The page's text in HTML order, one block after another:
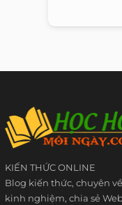
KIẾN THỨC ONLINE
Blog kiến thức, chuyên
kinh nghiệm, chia sẻ